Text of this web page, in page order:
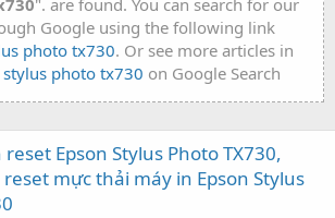
". are found. You can search for our
Google using the following link
photo tx730. Or see more articles in
stylus photo tx730 on Google Search
Epson Stylus Photo TX730,
mực thải máy in Epson Stylus